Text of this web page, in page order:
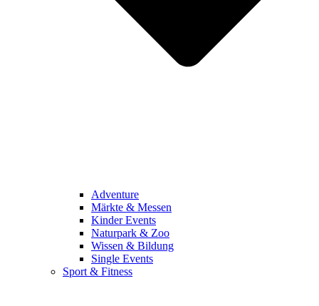
Adventure
Märkte & Messen
Kinder Events
Naturpark & Zoo
Wissen & Bildung
Single Events
Sport & Fitness